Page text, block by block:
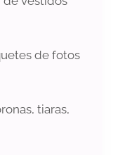
de fotos
tiaras,